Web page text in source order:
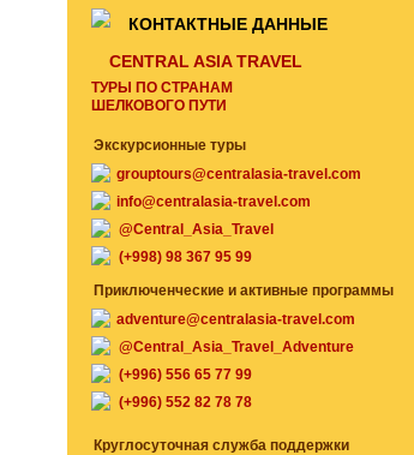
КОНТАКТНЫЕ ДАННЫЕ
CENTRAL ASIA TRAVEL
ТУРЫ ПО СТРАНАМ
ШЕЛКОВОГО ПУТИ
Экскурсионные туры
grouptours@centralasia-travel.com
info@centralasia-travel.com
@Central_Asia_Travel
(+998) 98 367 95 99
Приключенческие и активные программы
adventure@centralasia-travel.com
@Central_Asia_Travel_Adventure
(+996) 556 65 77 99
(+996) 552 82 78 78
Круглосуточная служба поддержки